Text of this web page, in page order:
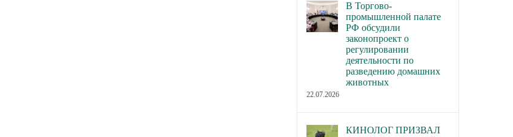
В Торгово-
промышленной палате
РФ обсудили
законопроект о
регулировании
деятельности по
разведению домашних
животных
22.07.2026
КИНОЛОГ ПРИЗВАЛ